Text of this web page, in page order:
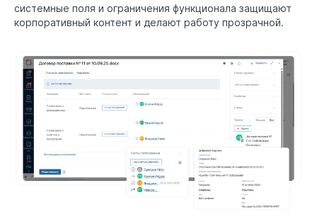
системные поля и ограничения функционала защищают
корпоративный контент и делают работу прозрачной.